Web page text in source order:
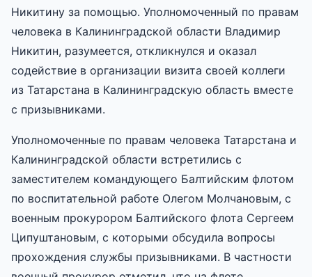
Никитину за помощью. Уполномоченный по правам
человека в Калининградской области Владимир
Никитин, разумеется, откликнулся и оказал
содействие в организации визита своей коллеги
из Татарстана в Калининградскую область вместе
с призывниками.
Уполномоченные по правам человека Татарстана и
Калининградской области встретились с
заместителем командующего Балтийским флотом
по воспитательной работе Олегом Молчановым, с
военным прокурором Балтийского флота Сергеем
Ципуштановым, с которыми обсудила вопросы
прохождения службы призывниками. В частности